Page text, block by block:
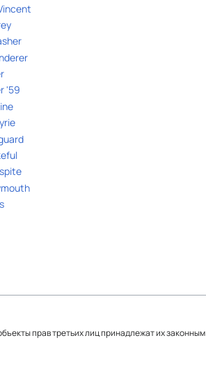
'59
прав третьих лиц принадлежат их законным